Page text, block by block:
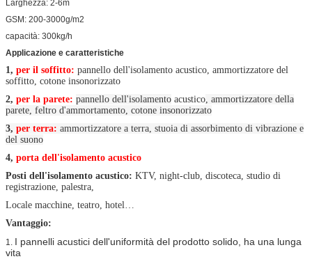
Larghezza: 2-6m
GSM: 200-3000g/m2
capacità: 300kg/h
Applicazione e caratteristiche
1, per il soffitto: pannello dell'isolamento acustico, ammortizzatore del
soffitto, cotone insonorizzato
2, per la parete: pannello dell'isolamento acustico , ammortizzatore della
parete, feltro d'ammortamento, cotone insonorizzato
3, per terra: ammortizzatore a terra, stuoia di assorbimento di vibrazione e
del suono
4, porta dell'isolamento acustico
Posti dell'isolamento acustico: KTV, night-club, discoteca, studio di
registrazione, palestra,
Locale macchine, teatro, hotel…
Vantaggio:
1. I pannelli acustici dell'uniformità del prodotto solido, ha una lunga
vita